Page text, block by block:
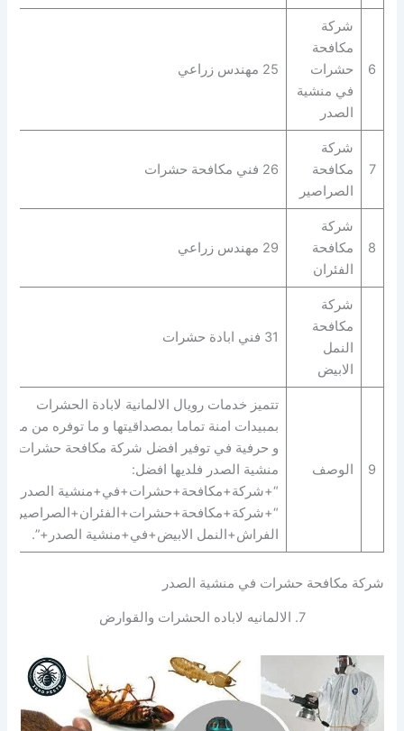
6
شركة
مكافحة
حشرات
في منشية
الصدر
25 مهندس زراعي
7
شركة
مكافحة
الصراصير
26 فني مكافحة حشرات
8
شركة
مكافحة
الفئران
29 مهندس زراعي
شركة
مكافحة
النمل
الابيض
31 فني ابادة حشرات
9 الوصف
تتميز خدمات رويال الالمانية لابادة الحشرات
بمبيدات امنة تماما بمصداقيتها و ما توفره من
و حرفية في توفير افضل شركة مكافحة حشرات
منشية الصدر فلديها افضل:
“+شركة+مكافحة+حشرات+في+منشية الصدر+”
الفراش+النمل الابيض+في+منشية الصدر+”.
شركة مكافحة حشرات في منشية الصدر
7. الالمانيه لاباده الحشرات والقوارض‎‎‎